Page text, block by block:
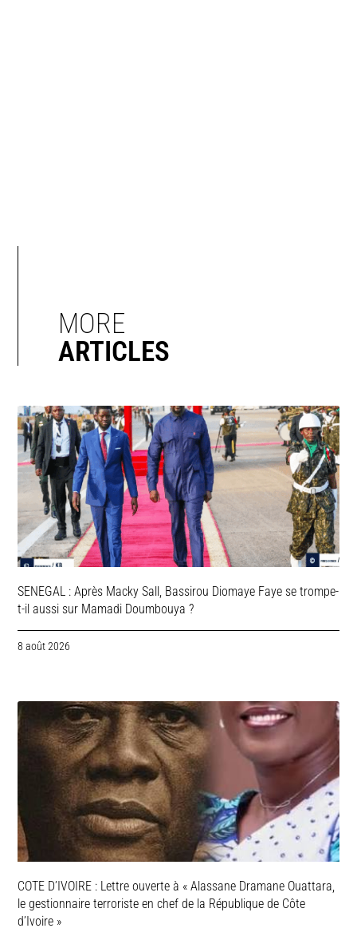
MORE
ARTICLES
SENEGAL : Après Macky Sall, Bassirou Diomaye Faye se trompe-
t-il aussi sur Mamadi Doumbouya ?
8 août 2026
COTE D’IVOIRE : Lettre ouverte à « Alassane Dramane Ouattara,
le gestionnaire terroriste en chef de la République de Côte
d’Ivoire »